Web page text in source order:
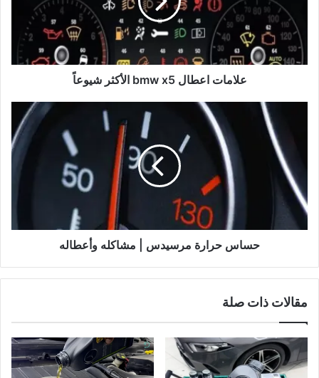
شيوعاً
علامات اعطال bmw x5 الأكثر شيوعاً
مرسيدس
مشاكله
وأعطاله
حساس حرارة مرسيدس | مشاكله وأعطاله
مقالات ذات صلة